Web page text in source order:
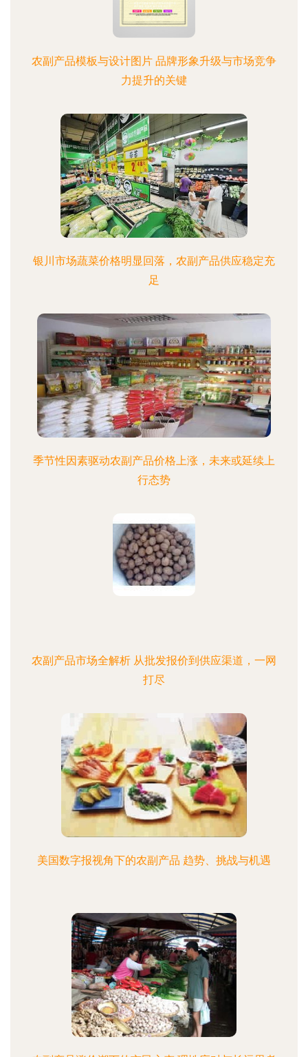
农副产品模板与设计图片 品牌形象升级与市场竞争
力提升的关键
银川市场蔬菜价格明显回落，农副产品供应稳定充
足
季节性因素驱动农副产品价格上涨，未来或延续上
行态势
农副产品市场全解析 从批发报价到供应渠道，一网
打尽
美国数字报视角下的农副产品 趋势、挑战与机遇